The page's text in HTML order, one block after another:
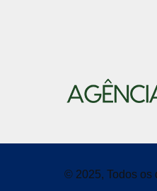
© 2025, Todos os